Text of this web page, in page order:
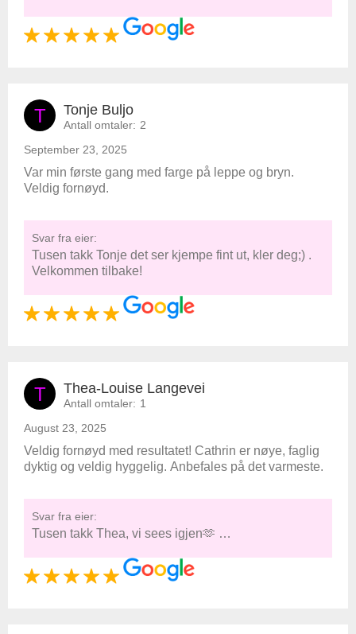
T Tonje Buljo
Antall omtaler: 2
September 23, 2025
Var min første gang med farge på leppe og bryn.
Veldig fornøyd.
Svar fra eier:
Tusen takk Tonje det ser kjempe fint ut, kler deg;) .
Velkommen tilbake!
T Thea-Louise Langevei
Antall omtaler: 1
August 23, 2025
Veldig fornøyd med resultatet! Cathrin er nøye, faglig
dyktig og veldig hyggelig. Anbefales på det varmeste.
Svar fra eier:
Tusen takk Thea, vi sees igjen🫶 …